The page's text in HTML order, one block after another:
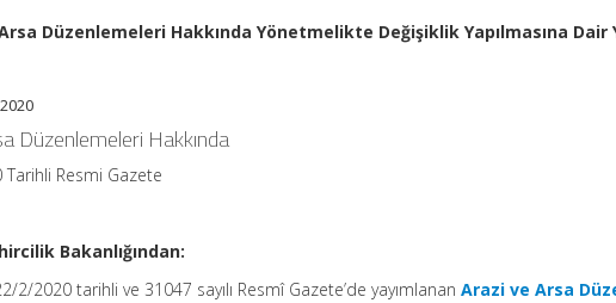
Düzenlemeleri Hakkında Yönetmelikte Değişiklik Yapılmasına
Düzenlemeleri Hakkında
Resmi Gazete
Bakanlığından:
2/2020 tarihli ve 31047 sayılı Resmî Gazete’de yayımlananArazi ve Arsa